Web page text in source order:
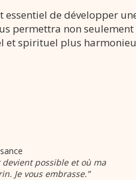
de développer
permettra non
et spirituel plus
possible et où ma
Je vous embrasse.”